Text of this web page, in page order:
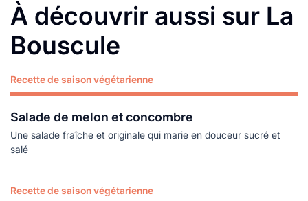
À découvrir aussi sur La
Bouscule
Recette de saison végétarienne
Salade de melon et concombre
Une salade fraîche et originale qui marie en douceur sucré et
salé
Lire plus
Recette de saison végétarienne
Lire plus